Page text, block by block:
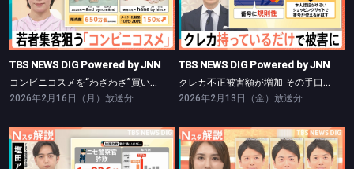
TBS NEWS DIG Powered by JNN
コンビニコスメを“わざわざ”買いに行く理由【Nスタ】
TBS NEWS DIG Powered by JNN
コンビニコスメを“わざわざ”買いに行く理由【Nスタ】
2026年2月16日（月）放送分
TBS NEWS DIG Powered by JNN
クレカ不正被害額が増加 その手口と対策【Nスタ】
TBS NEWS DIG Powered by JNN
クレカ不正被害額が増加 その手口と対策【Nスタ】
2026年2月13日（金）放送分